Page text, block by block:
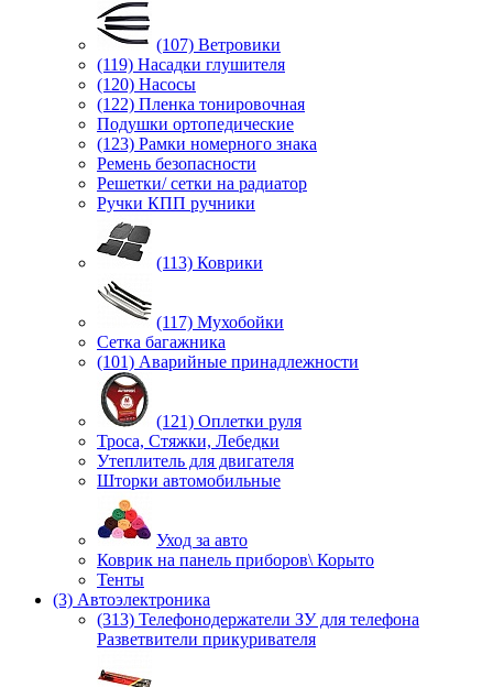
(107) Ветровики
(119) Насадки глушителя
(120) Насосы
(122) Пленка тонировочная
Подушки ортопедические
(123) Рамки номерного знака
Ремень безопасности
Решетки/ сетки на радиатор
Ручки КПП ручники
(113) Коврики
(117) Мухобойки
Сетка багажника
(101) Аварийные принадлежности
(121) Оплетки руля
Троса, Стяжки, Лебедки
Утеплитель для двигателя
Шторки автомобильные
Уход за авто
Коврик на панель приборов\ Корыто
Тенты
(3) Автоэлектроника
(313) Телефонодержатели ЗУ для телефона
Разветвители прикуривателя